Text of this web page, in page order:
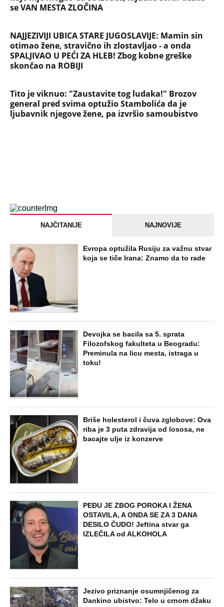
se VAN MESTA ZLOČINA
NAJJEZIVIJI UBICA STARE JUGOSLAVIJE: Mamin sin
otimao žene, stravično ih zlostavljao - a onda
SPALJIVAO U PEĆI ZA HLEB! Zbog kobne greške
skončao na ROBIJI
Tito je viknuo: "Zaustavite tog ludaka!" Brozov
general pred svima optužio Stambolića da je
ljubavnik njegove žene, pa izvršio samoubistvo
NAJČITANIJE NAJNOVIJE
Evropa optužila Rusiju za važnu stvar
koja se tiče Irana: Znamo da to rade
Devojka se bacila sa 5. sprata
Filozofskog fakulteta u Beogradu:
Preminula na licu mesta, istraga u
toku!
Briše holesterol i čuva zglobove: Ova
riba je 3 puta zdravija od lososa, ne
bacajte ulje iz konzerve
PEĐU JE ZBOG POROKA I ŽENA
OSTAVILA, A ONDA SE ZA 3 DANA
DESILO ČUDO! Jeftina stvar ga
IZLEČILA od ALKOHOLA
Jezivo priznanje osumnjičenog za
Dankino ubistvo: Telo u crnom džaku